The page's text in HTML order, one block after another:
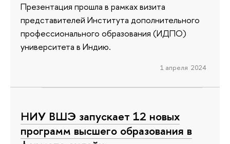
Презентация прошла в рамках визита
представителей Института дополнительного
профессионального образования (ИДПО)
университета в Индию.
1 апреля 2024
НИУ ВШЭ запускает 12 новых
программ высшего образования в